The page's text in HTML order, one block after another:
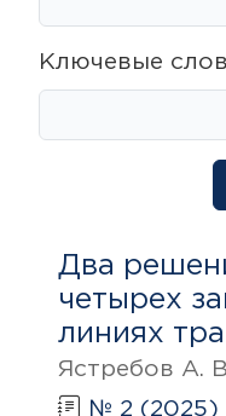
Ключевые
Два
четырех
линиях
Ястребов А.
№ 2 (2025)